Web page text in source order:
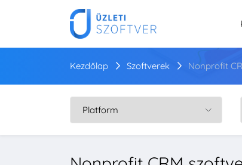
Kezdőlap Szoftverek Nonprofit